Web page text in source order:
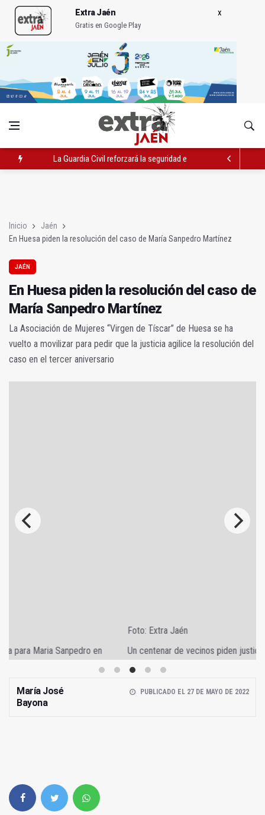
Extra Jaén
Gratis en Google Play
La Guardia Civil reforzará la seguridad el 12 de agosto por el
Inicio
Jaén
En Huesa piden la resolución del caso de María Sanpedro Martínez
JAÉN
En Huesa piden la resolución del caso de
María Sanpedro Martínez
La Asociación de Mujeres “Virgen de Tíscar” de Huesa se ha
vuelto a movilizar para pedir que la justicia agilice la resolución del
caso en el tercer aniversario
Un centenar de vecinos piden justicia para Maria Sanpedro en
María José
Bayona
PUBLICADO EL 27 DE MAYO DE 2022